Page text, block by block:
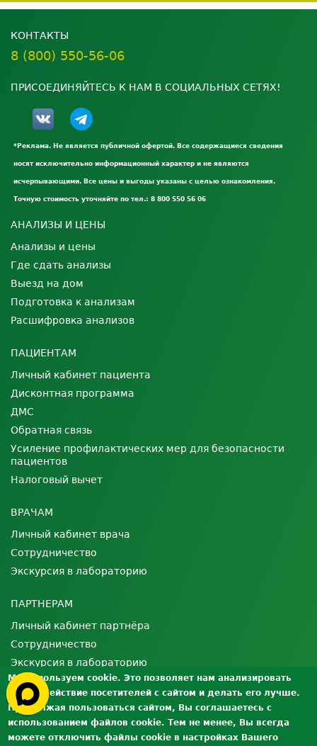
КОНТАКТЫ
8 (800) 550-56-06
ПРИСОЕДИНЯЙТЕСЬ К НАМ В СОЦИАЛЬНЫХ СЕТЯХ!
*Реклама. Не является публичной офертой. Все содержащиеся сведения
носят исключительно информационный характер и не являются
исчерпывающими. Все цены и выгоды указаны с целью ознакомления.
Точную стоимость уточняйте по тел.: 8 800 550 56 06
АНАЛИЗЫ И ЦЕНЫ
Анализы и цены
Где сдать анализы
Выезд на дом
Подготовка к анализам
Расшифровка анализов
ПАЦИЕНТАМ
Личный кабинет пациента
Дисконтная программа
ДМС
Обратная связь
Усиление профилактических мер для безопасности
пациентов
Налоговый вычет
ВРАЧАМ
Личный кабинет врача
Сотрудничество
Экскурсия в лабораторию
ПАРТНЕРАМ
Личный кабинет партнёра
Сотрудничество
Экскурсия в лабораторию
О ЛАБОРАТОРИИ
Лицензии и сертификаты
Контроль качества
Мы используем cookie. Это позволяет нам анализировать
взаимодействие посетителей с сайтом и делать его лучше.
Продолжая пользоваться сайтом, Вы соглашаетесь с
использованием файлов cookie. Тем не менее, Вы всегда
можете отключить файлы cookie в настройках Вашего